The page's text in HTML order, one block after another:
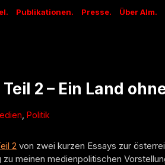
Publikationen. Presse. Über Alm.
2 – Ein Land
Politik
2 von zwei kurzen Essays zur
zu meinen medienpolitischen